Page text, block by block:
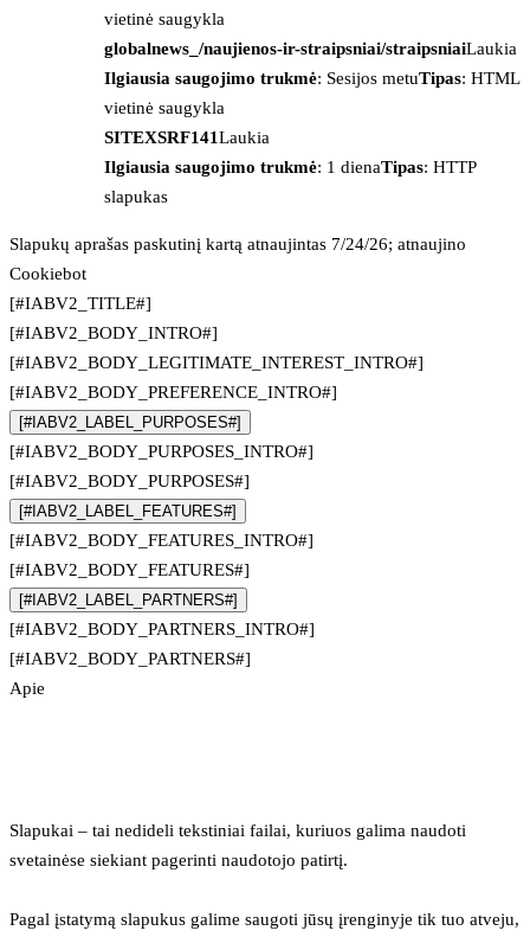
vietinė saugykla
globalnews_/naujienos-ir-straipsniai/straipsniaiLaukia
Ilgiausia saugojimo trukmė: Sesijos metuTipas: HTML
vietinė saugykla
SITEXSRF141Laukia
Ilgiausia saugojimo trukmė: 1 dienaTipas: HTTP
slapukas
Slapukų aprašas paskutinį kartą atnaujintas 7/24/26; atnaujino
Cookiebot
[#IABV2_TITLE#]
[#IABV2_BODY_INTRO#]
[#IABV2_BODY_LEGITIMATE_INTEREST_INTRO#]
[#IABV2_BODY_PREFERENCE_INTRO#]
[#IABV2_LABEL_PURPOSES#]
[#IABV2_BODY_PURPOSES_INTRO#]
[#IABV2_BODY_PURPOSES#]
[#IABV2_LABEL_FEATURES#]
[#IABV2_BODY_FEATURES_INTRO#]
[#IABV2_BODY_FEATURES#]
[#IABV2_LABEL_PARTNERS#]
[#IABV2_BODY_PARTNERS_INTRO#]
[#IABV2_BODY_PARTNERS#]
Apie
Slapukai – tai nedideli tekstiniai failai, kuriuos galima naudoti
svetainėse siekiant pagerinti naudotojo patirtį.
Pagal įstatymą slapukus galime saugoti jūsų įrenginyje tik tuo atveju,